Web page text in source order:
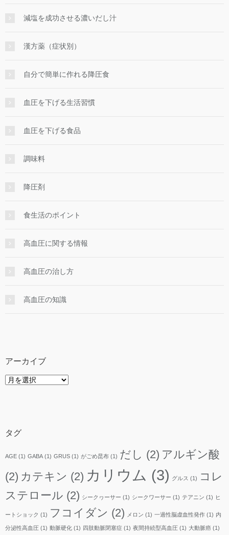
減塩を成功させる濃いだし汁
漢方薬（症状別）
自分で簡単に作れる降圧食
血圧を下げる生活習慣
血圧を下げる食品
調味料
降圧剤
食生活のポイント
高血圧に関する情報
高血圧の治し方
高血圧の知識
アーカイブ
ア
タグ
AGE (1) GABA (1) GRUS (1) がごめ昆布 (1) だし (2) アルギン酸
(2) カテキン (2) カリウム (3) グルス (1)
コレ
ステロール (2) シークヮーサー (1) シークワーサー (1) テアニン (1) ヒ
ートショック (1) フコイダン (2) メロン (1) 一過性脳虚血性発作 (1) 内
分泌性高血圧 (1) 動脈硬化 (1) 四肢動脈閉塞症 (1) 夜間持続型高血圧 (1) 大動脈癌 (1)